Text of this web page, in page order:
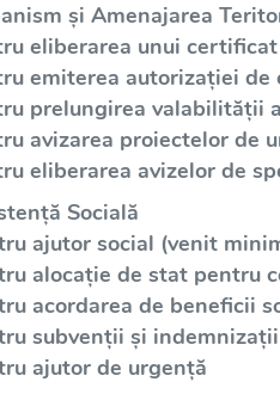
și Amenajarea
eliberarea unui
emiterea autorizației
prelungirea valabilității
avizarea proiectelor de
eliberarea avizelor de
Socială
ajutor social (venit
alocație de stat pentru
acordarea de beneficii
subvenții și
ajutor de urgență